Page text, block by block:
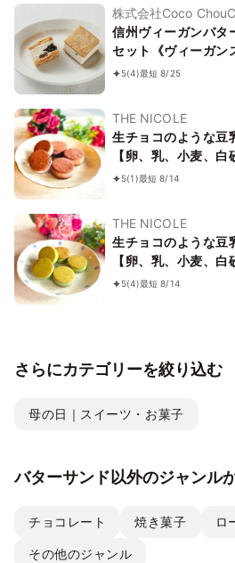
株式会社Coco
信州ヴィーガンバタ
セット《ヴィーガン
ンフリー》
5(4)最短 8/25
THE NICOLE
生チョコのような豆
【卵、乳、小麦、
ンフリースイーツ
5(1)最短 8/14
THE NICOLE
生チョコのような豆
【卵、乳、小麦、
ンフリースイーツ】
5(4)最短 8/14
さらにカテゴリーを絞り込む
母の日｜スイーツ・お菓子
バターサンド以外のジャンル
チョコレート 焼き菓子 ロ
その他のジャンル